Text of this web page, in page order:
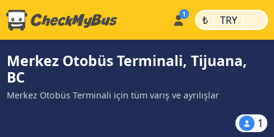
₺ | TRY |
Merkez Otobüs Terminali, Tijuana,
BC
Merkez Otobüs Terminali için tüm varış ve ayrılışlar
1